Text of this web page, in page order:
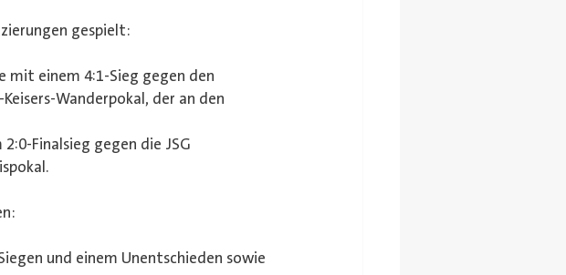
gespielt:
mit einem 4:1-Sieg gegen den
Wanderpokal, der an den
Finalsieg gegen die JSG
und einem Unentschieden sowie